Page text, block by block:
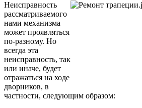
Неисправность
рассматриваемого
нами механизма
может проявляться
по-разному. Но
всегда эта
неисправность, так
или иначе, будет
отражаться на ходе
дворников, в
частности, следующим образом: